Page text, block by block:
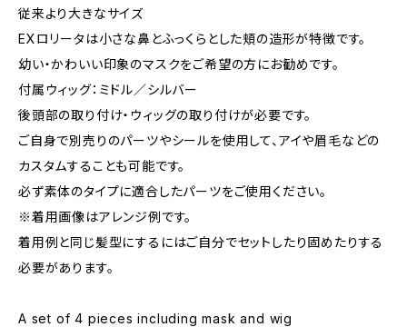
従来より大きなサイズ
EXロリータは小さな鼻とふっくらとした頬の造形が特徴です。
幼い・かわいい印象のマスクをご希望の方にお勧めです。
付属ウィッグ：ミドル／シルバー
後頭部の取り付け・ウィッグの取り付けが必要です。
ご自身で別売りのパーツやシールを使用して、アイや眉毛などの
カスタムすることも可能です。
必ず素体のタイプに適合したパーツをご使用ください。
※着用画像はアレンジ例です。
着用例と同じ髪型にするにはご自分でセットしたり固めたりする
必要があります。
A set of 4 pieces including mask and wig